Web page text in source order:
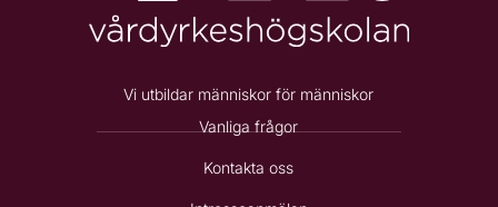
Vi utbildar människor för människor
Vanliga frågor
Kontakta oss